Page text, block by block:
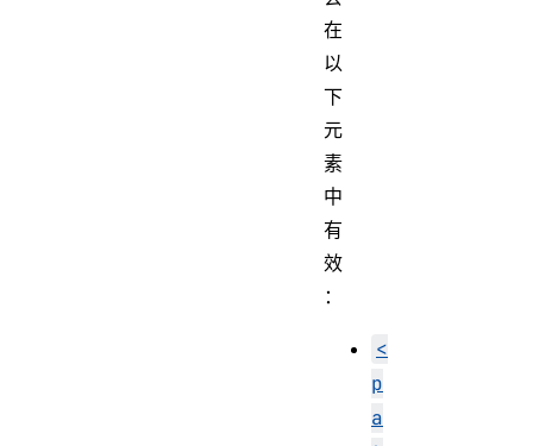
在
以
下
元
素
中
有
效
：
<
p
a